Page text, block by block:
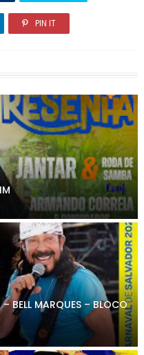
PIN IT
BELL MARQUES – BLOCO